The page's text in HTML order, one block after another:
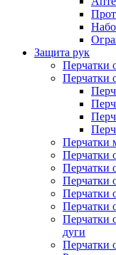
Защита рук
Перчатки
Перчатки
Перчатки
Перчатки
Перчатки
Перчатки
Перчатки
Перчатки
Перчатки
дуги
Перчатки